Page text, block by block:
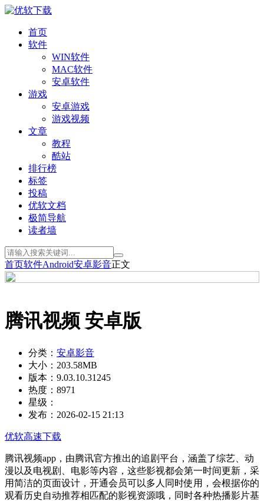
首页
软件
WIN软件
MAC软件
安卓软件
游戏
安卓游戏
游戏视频
文章
教程
酷站
排行榜
标签
投稿
优软文档
极简导航
读者墙
首页软件Android安卓影音正文
腾讯视频 安卓版
分类： 安卓影音
大小： 203.58MB
版本： 9.03.10.31245
热度： 8971
星级：
发布： 2026-02-15 21:13
优软高速下载
腾讯视频app，由腾讯官方推出的追剧平台，涵盖了综艺、动
漫以及电视剧、电影等内容，这些影视都会第一时间更新，采
用简洁的页面设计，开通会员可以多人同时使用，会根据你的
观看历史自动推荐相匹配的影视资源哦，同时各种热播影片基